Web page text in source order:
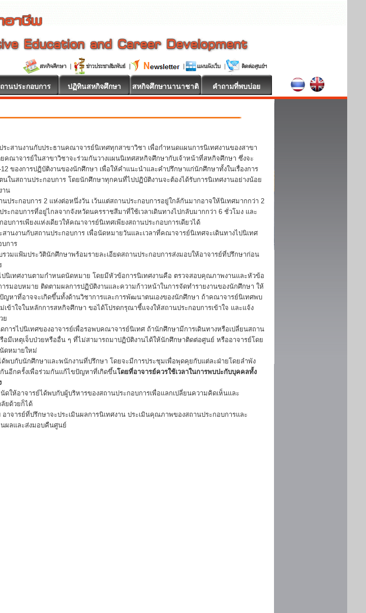
านประกอบการ ปฏิทินสหกิจศึกษา สหกิจศึกษานานาชาติ คำถามที่พบบ่อย
ะสานงานกับประธานคณาจารย์นิเทศทุกสาขาวิชา เพื่อกำหนดแผนการนิเทศงานของสาขา
คณาจารย์ในสาขาวิชาจะร่วมกันวางแผนนิเทศสหกิจศึกษากับเจ้าหน้าที่สหกิจศึกษา ซึ่งจะ
ของการปฏิบัติงานของนักศึกษา เพื่อให้คำแนะนำและคำปรึกษาแก่นักศึกษาทั้งในเรื่องการ
ในสถานประกอบการ โดยนักศึกษาทุกคนที่ไปปฏิบัติงานจะต้องได้รับการนิเทศงานอย่างน้อย
าน
ประกอบการ 2 แห่งต่อหนึ่งวัน เว้นแต่สถานประกอบการอยู่ใกล้กันมากอาจให้นิเทศมากกว่า 2
ะกอบการที่อยู่ไกลจากจังหวัดนครราชสีมาที่ใช้เวลาเดินทางไปกลับมากกว่า 6 ชั่วโมง และ
บการเพียงแห่งเดียวให้คณาจารย์นิเทศเพียงสถานประกอบการเดียวได้
านงานกับสถานประกอบการ เพื่อนัดหมายวันและเวลาที่คณาจารย์นิเทศจะเดินทางไปนิเทศ
การ
รวมแฟ้มประวัตินักศึกษาพร้อมรายละเอียดสถานประกอบการส่งมอบให้อาจารย์ที่ปรึกษาก่อน
ปนิเทศงานตามกำหนดนัดหมาย โดยมีหัวข้อการนิเทศงานคือ ตรวจสอบคุณภาพงานและหัวข้อ
รมอบหมาย ติดตามผลการปฏิบัติงานและความก้าวหน้าในการจัดทำรายงานของนักศึกษา ให้
ญหาที่อาจจะเกิดขึ้นทั้งด้านวิชาการและการพัฒนาตนเองของนักศึกษา ถ้าคณาจารย์นิเทศพบ
เข้าใจในหลักการสหกิจศึกษา ขอได้โปรดกรุณาชี้แจงให้สถานประกอบการเข้าใจ และแจ้ง
ย
ารไปนิเทศของอาจารย์เพื่อรอพบคณาจารย์นิเทศ ถ้านักศึกษามีการเดินทางหรือเปลี่ยนสถาน
อมีเหตุเจ็บป่วยหรืออื่น ๆ ที่ไม่สามารถมาปฏิบัติงานได้ให้นักศึกษาติดต่อศูนย์ หรืออาจารย์โดย
ดหมายใหม่
ด้พบกับนักศึกษาและพนักงานที่ปรึกษา โดยจะมีการประชุมเพื่อพุดคุยกับแต่ละฝ่ายโดยลำพัง
นอีกครั้งเพื่อร่วมกันแก้ไขปัญหาที่เกิดขึ้นโดยที่อาจารย์ควรใช้เวลาในการพบปะกับบุคคลทั้ง
ดให้อาจารย์ได้พบกับผู้บริหารของสถานประกอบการเพื่อแลกเปลี่ยนความคิดเห็นและ
ยด้วยก็ได้
อาจารย์ที่ปรึกษาจะประเมินผลการนิเทศงาน ประเมินคุณภาพของสถานประกอบการและ
ผลและส่งมอบคืนศูนย์